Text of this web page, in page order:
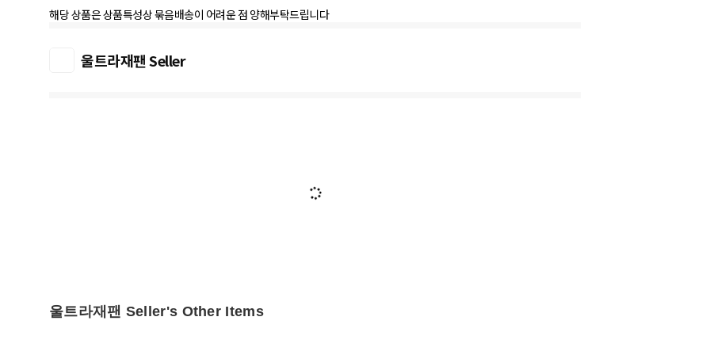
해당 상품은 상품특성상 묶음배송이 어려운 점 양해부탁드립니다
울트라재팬 Seller
울트라재팬 Seller's Other Items